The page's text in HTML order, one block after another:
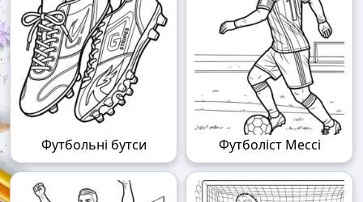
Футбольні бутси Футболіст Мессі